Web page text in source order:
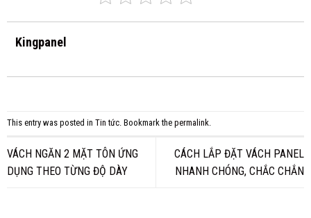
Kingpanel
This entry was posted in Tin tức. Bookmark the permalink.
VÁCH NGĂN 2 MẶT TÔN ỨNG
DỤNG THEO TỪNG ĐỘ DÀY
CÁCH LẮP ĐẶT VÁCH PANEL
NHANH CHÓNG, CHẮC CHẮN